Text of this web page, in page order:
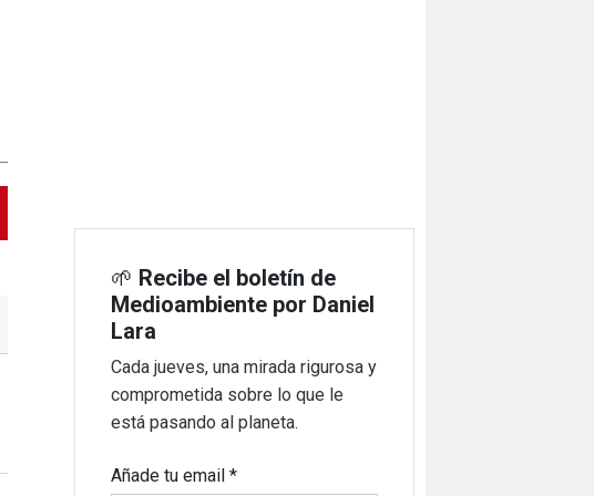
🌱 Recibe el boletín de
Medioambiente por Daniel
Lara
Cada jueves, una mirada rigurosa y
comprometida sobre lo que le
está pasando al planeta.
Añade tu email*